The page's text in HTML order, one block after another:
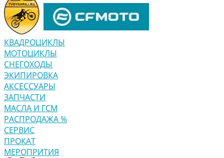
КВАДРОЦИКЛЫ
МОТОЦИКЛЫ
СНЕГОХОДЫ
ЭКИПИРОВКА
АКСЕССУАРЫ
ЗАПЧАСТИ
МАСЛА И ГСМ
РАСПРОДАЖА %
СЕРВИС
ПРОКАТ
МЕРОПРИТИЯ